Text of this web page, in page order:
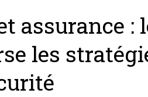
assurance :
les